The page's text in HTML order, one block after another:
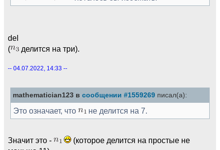
del
(
делится на три).
-- 04.07.2022, 14:33 --
mathematician123 в сообщении #1559269 писал(а):
Это означает, что не делится на 7.
Значит это -
(которое делится на простые не